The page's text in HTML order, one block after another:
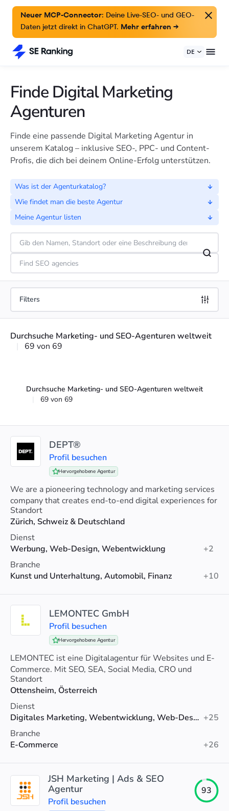
Neuer MCP-Connector: Deine Live-SEO- und GEO-
Daten jetzt direkt in ChatGPT. Mehr erfahren →
DE
Finde Digital Marketing
Agenturen
Finde eine passende Digital Marketing Agentur in
unserem Katalog – inklusive SEO-, PPC- und Content-
Profis, die dich bei deinem Online-Erfolg unterstützen.
Was ist der Agenturkatalog?
Wie findet man die beste Agentur
Meine Agentur listen
Durchsuche Marketing- und SEO-Agenturen weltweit
69 von 69
Filters
Durchsuche Marketing- und SEO-Agenturen weltweit
69 von 69
Hervorgehobene Agentur
DEPT®
Profil besuchen
We are a pioneering technology and marketing services
company that creates end-to-end digital experiences for
brands such as Google, KFC, Philips, Audi, Twitch,
Patagonia, eBay and more.
Standort
Zürich, Schweiz & Deutschland
Dienst
Werbung, Web-Design, Webentwicklung
+2
Branche
Kunst und Unterhaltung, Automobil, Finanz
+10
Hervorgehobene Agentur
LEMONTEC GmbH
Profil besuchen
LEMONTEC ist eine Digitalagentur für Websites und E-
Commerce. Mit SEO, SEA, Social Media, CRO und
präzisem Tracking verwandeln wir Strategien in
messbares Wachstum.
Standort
Ottensheim, Österreich
Dienst
Digitales Marketing, Webentwicklung, Web-Design +25
Branche
E-Commerce
+26
JSH Marketing | Ads & SEO
Agentur
Profil besuchen
93